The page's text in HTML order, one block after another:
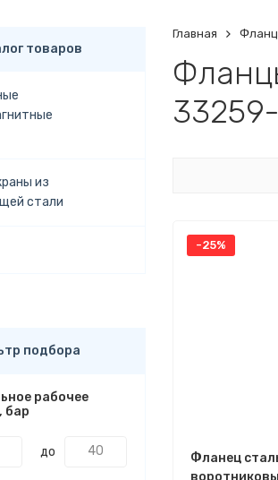
Главная
-25%
Фланец
товаров
из
стали
подбора
рабочее
бар
до